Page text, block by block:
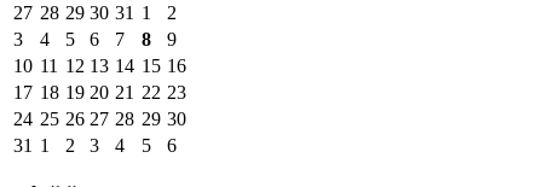
27 28 29 30 31 1
2
3
4 5 6 7 8
9
10 11 12 13 14 15 16
17 18 19 20 21 22 23
24 25 26 27 28 29 30
31 1 2 3 4 5 6